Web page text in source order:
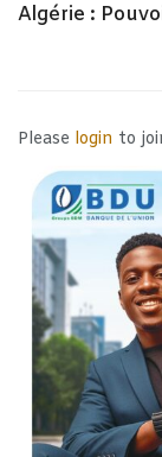
Algérie :
Please login to